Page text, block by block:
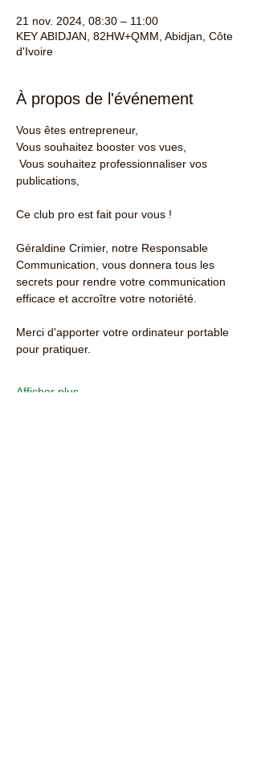
21 nov. 2024, 08:30 – 11:00
KEY ABIDJAN, 82HW+QMM, Abidjan, Côte
d'Ivoire
À propos de l'événement
Vous êtes entrepreneur,
Vous souhaitez booster vos vues,
publications,
Ce club pro est fait pour vous !
Géraldine Crimier, notre Responsable
Communication, vous donnera tous les
secrets pour rendre votre communication
efficace et accroître votre notoriété.
Merci d'apporter votre ordinateur portable
pour pratiquer.
Afficher plus